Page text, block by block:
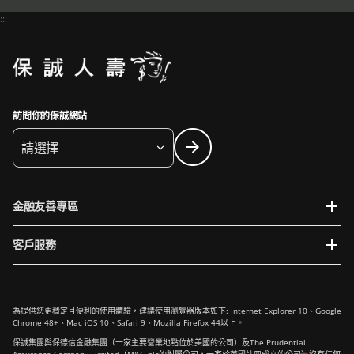
:::
訪問你的保誠網站
請選擇
金融友善專區
客戶服務
為提供您更穩定且便利的使用體驗，建議使用瀏覽器版本如下: Internet Explorer 10、Google
Chrome 48+、Mac iOS 10、Safari 9、Mozilla Firefox 44以上。
保誠集團與保德信金融集團（一家主要營業地點位於美國的公司）及The Prudential